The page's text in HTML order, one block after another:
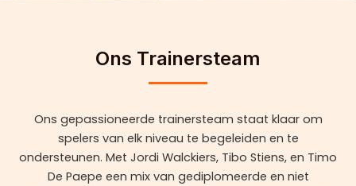
Ons Trainersteam
Ons gepassioneerde trainersteam staat klaar om
spelers van elk niveau te begeleiden en te
ondersteunen. Met Jordi Walckiers, Tibo Stiens, en Timo
De Paepe een mix van gediplomeerde en niet